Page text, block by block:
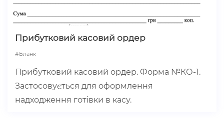
Прибутковий касовий ордер
#бланк
Прибутковий касовий ордер. Форма №КО-1.
Застосовується для оформлення
надходження готівки в касу.